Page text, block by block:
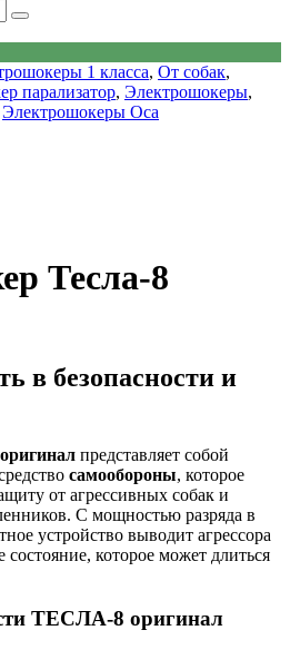
1 класса, От собак,
парализатор, Электрошокеры,
Электрошокеры Оса
Тесла-8
в безопасности и
представляет собой
самообороны, которое
от агрессивных собак и
С мощностью разряда в
устройство выводит агрессора
состояние, которое может длиться
ТЕСЛА-8 оригинал